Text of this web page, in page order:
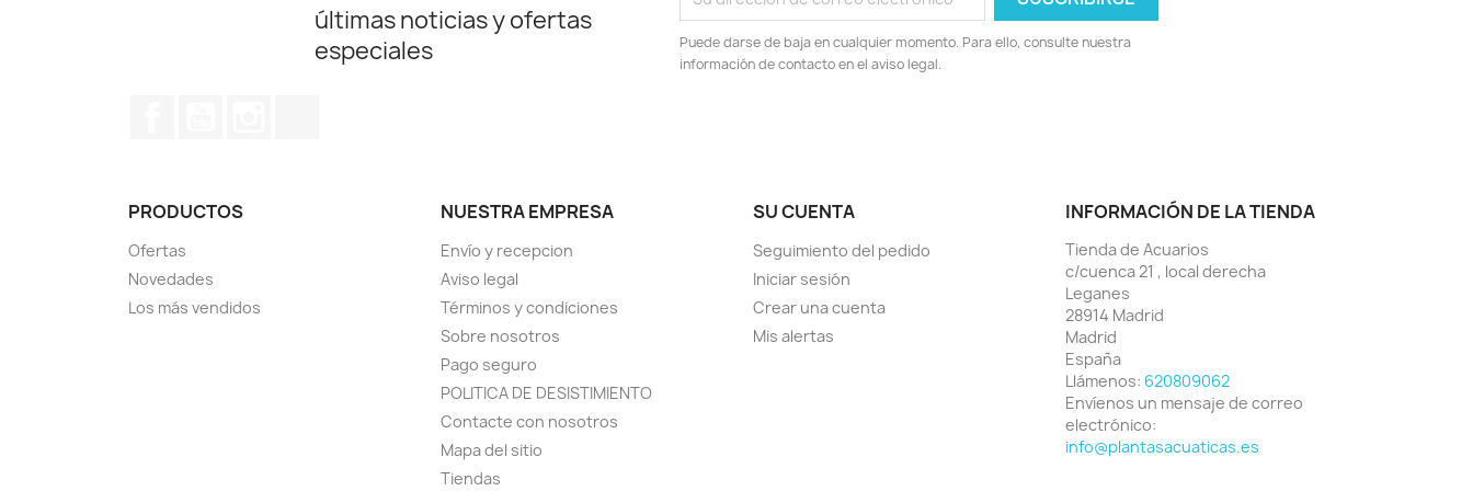
últimas noticias y ofertas
especiales
Puede darse de baja en cualquier momento. Para ello, consulte nuestra
información de contacto en el aviso legal.
PRODUCTOS
Ofertas
Novedades
Los más vendidos
NUESTRA EMPRESA
Envío y recepcion
Aviso legal
Términos y condiciones
Sobre nosotros
Pago seguro
POLITICA DE DESISTIMIENTO
Contacte con nosotros
Mapa del sitio
Tiendas
SU CUENTA
Seguimiento del pedido
Iniciar sesión
Crear una cuenta
Mis alertas
INFORMACIÓN DE LA TIENDA
Tienda de Acuarios
c/cuenca 21 , local derecha
Leganes
28914 Madrid
Madrid
España
Llámenos: 620809062
Envíenos un mensaje de correo
electrónico:
info@plantasacuaticas.es